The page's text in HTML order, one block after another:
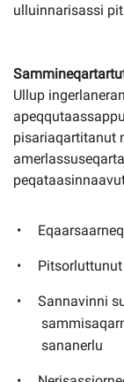
ulluinnarisassi
Ullup
pisariaqartitanut
Eqaarsaarneq
Sannavinni
sananerlu